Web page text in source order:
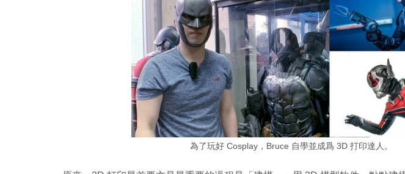
為了玩好 Cosplay，Bruce 自學並成爲 3D 打印達人。